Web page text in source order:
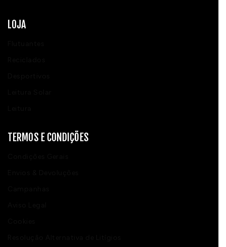
LOJA
TERMOS E CONDIÇÕES